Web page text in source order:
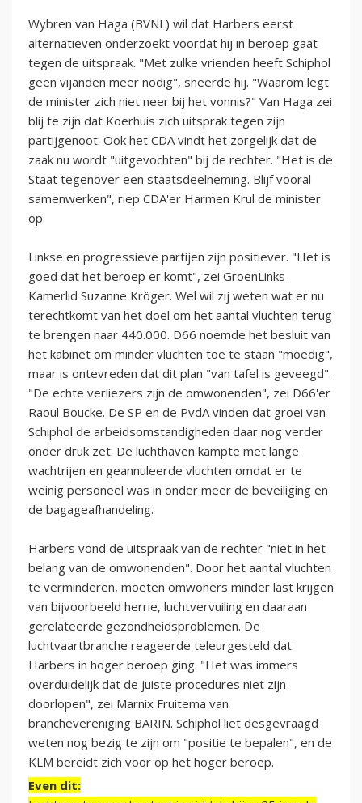
Wybren van Haga (BVNL) wil dat Harbers eerst
alternatieven onderzoekt voordat hij in beroep gaat
tegen de uitspraak. "Met zulke vrienden heeft Schiphol
geen vijanden meer nodig", sneerde hij. "Waarom legt
de minister zich niet neer bij het vonnis?" Van Haga zei
blij te zijn dat Koerhuis zich uitsprak tegen zijn
partijgenoot. Ook het CDA vindt het zorgelijk dat de
zaak nu wordt "uitgevochten" bij de rechter. "Het is de
Staat tegenover een staatsdeelneming. Blijf vooral
samenwerken", riep CDA'er Harmen Krul de minister
op.
Linkse en progressieve partijen zijn positiever. "Het is
goed dat het beroep er komt", zei GroenLinks-
Kamerlid Suzanne Kröger. Wel wil zij weten wat er nu
terechtkomt van het doel om het aantal vluchten terug
te brengen naar 440.000. D66 noemde het besluit van
het kabinet om minder vluchten toe te staan "moedig",
maar is ontevreden dat dit plan "van tafel is geveegd".
"De echte verliezers zijn de omwonenden", zei D66'er
Raoul Boucke. De SP en de PvdA vinden dat groei van
Schiphol de arbeidsomstandigheden daar nog verder
onder druk zet. De luchthaven kampte met lange
wachtrijen en geannuleerde vluchten omdat er te
weinig personeel was in onder meer de beveiliging en
de bagageafhandeling.
Harbers vond de uitspraak van de rechter "niet in het
belang van de omwonenden". Door het aantal vluchten
te verminderen, moeten omwoners minder last krijgen
van bijvoorbeeld herrie, luchtvervuiling en daaraan
gerelateerde gezondheidsproblemen. De
luchtvaartbranche reageerde teleurgesteld dat
Harbers in hoger beroep ging. "Het was immers
overduidelijk dat de juiste procedures niet zijn
doorlopen", zei Marnix Fruitema van
branchevereniging BARIN. Schiphol liet desgevraagd
weten nog bezig te zijn om "positie te bepalen", en de
KLM bereidt zich voor op het hoger beroep.
Even dit: